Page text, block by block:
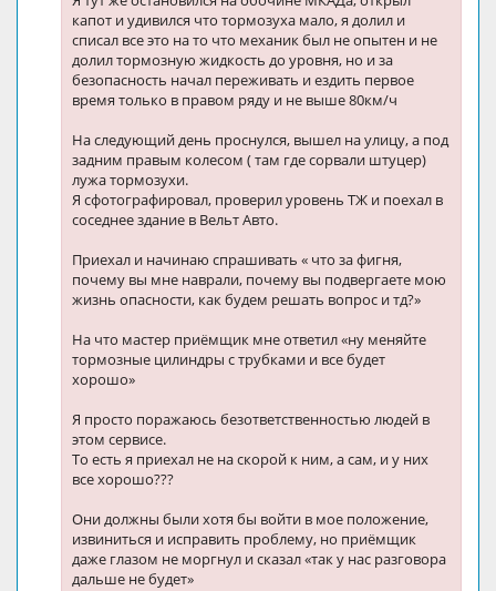
капот и удивился что тормозуха мало, я долил и
списал все это на то что механик был не опытен и не
долил тормозную жидкость до уровня, но и за
безопасность начал переживать и ездить первое
время только в правом ряду и не выше 80км/ч
На следующий день проснулся, вышел на улицу, а под
задним правым колесом ( там где сорвали штуцер)
лужа тормозухи.
Я сфотографировал, проверил уровень ТЖ и поехал в
соседнее здание в Вельт Авто.
Приехал и начинаю спрашивать « что за фигня,
почему вы мне наврали, почему вы подвергаете мою
жизнь опасности, как будем решать вопрос и тд?»
На что мастер приёмщик мне ответил «ну меняйте
тормозные цилиндры с трубками и все будет
хорошо»
Я просто поражаюсь безответственностью людей в
этом сервисе.
То есть я приехал не на скорой к ним, а сам, и у них
все хорошо???
Они должны были хотя бы войти в мое положение,
извиниться и исправить проблему, но приёмщик
даже глазом не моргнул и сказал «так у нас разговора
дальше не будет»